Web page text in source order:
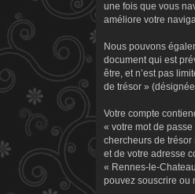
une fois que vous
améliore votre
Nous pouvons
document qui est
être, et n’est pas
de trésor »
Votre compte
« votre mot de
chercheurs de
et de votre adresse
« Rennes-le-
pouvez souscrire ou